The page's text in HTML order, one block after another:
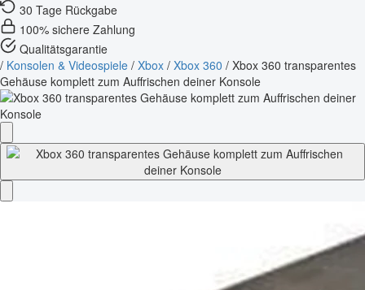
30 Tage Rückgabe
100% sichere Zahlung
Qualitätsgarantie
/ Konsolen & Videospiele / Xbox / Xbox 360 / Xbox 360 transparentes
Gehäuse komplett zum Auffrischen deiner Konsole